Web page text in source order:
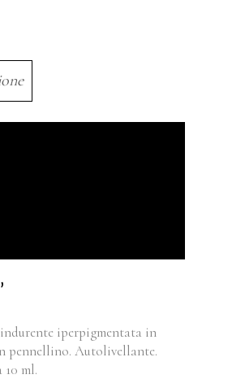
iperpigmentata in
pennellino. Autolivellante.
10 ml.